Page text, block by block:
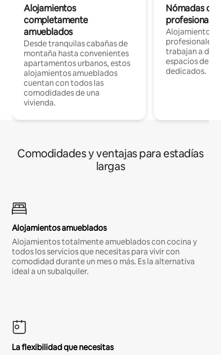
Alojamientos
completamente
amueblados
Desde tranquilas cabañas de
montaña hasta convenientes
apartamentos urbanos, estos
alojamientos amueblados
cuentan con todos las
comodidades de una
vivienda.
Nómadas
Alojamientos
profesionales
trabajan a
espacios de
dedicados.
Comodidades y ventajas para estadías
largas
Alojamientos amueblados
Alojamientos totalmente amueblados con cocina y
todos los servicios que necesitas para vivir con
comodidad durante un mes o más. Es la alternativa
ideal a un subalquiler.
La flexibilidad que necesitas